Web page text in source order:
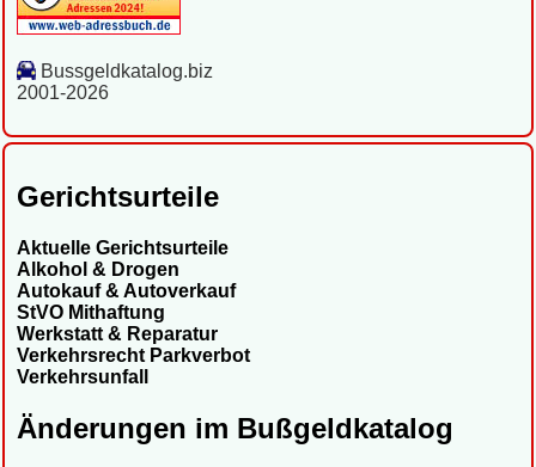
Bussgeldkatalog.biz
2001-2026
Gerichtsurteile
Aktuelle Gerichtsurteile
Alkohol & Drogen
Autokauf & Autoverkauf
StVO Mithaftung
Werkstatt & Reparatur
Verkehrsrecht Parkverbot
Verkehrsunfall
Änderungen im Bußgeldkatalog